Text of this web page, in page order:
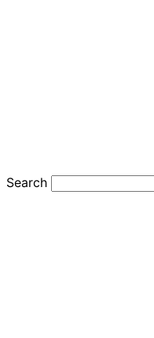
Search